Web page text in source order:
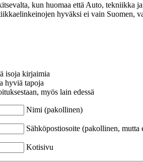
kun huomaa että Auto, tekniikka
hyväksi ei vain Suomen,
isoja kirjaimia
hyviä tapoja
myös lain edessä
Nimi (pakollinen)
Sähköpostiosoite (pakollinen, mutta
Kotisivu